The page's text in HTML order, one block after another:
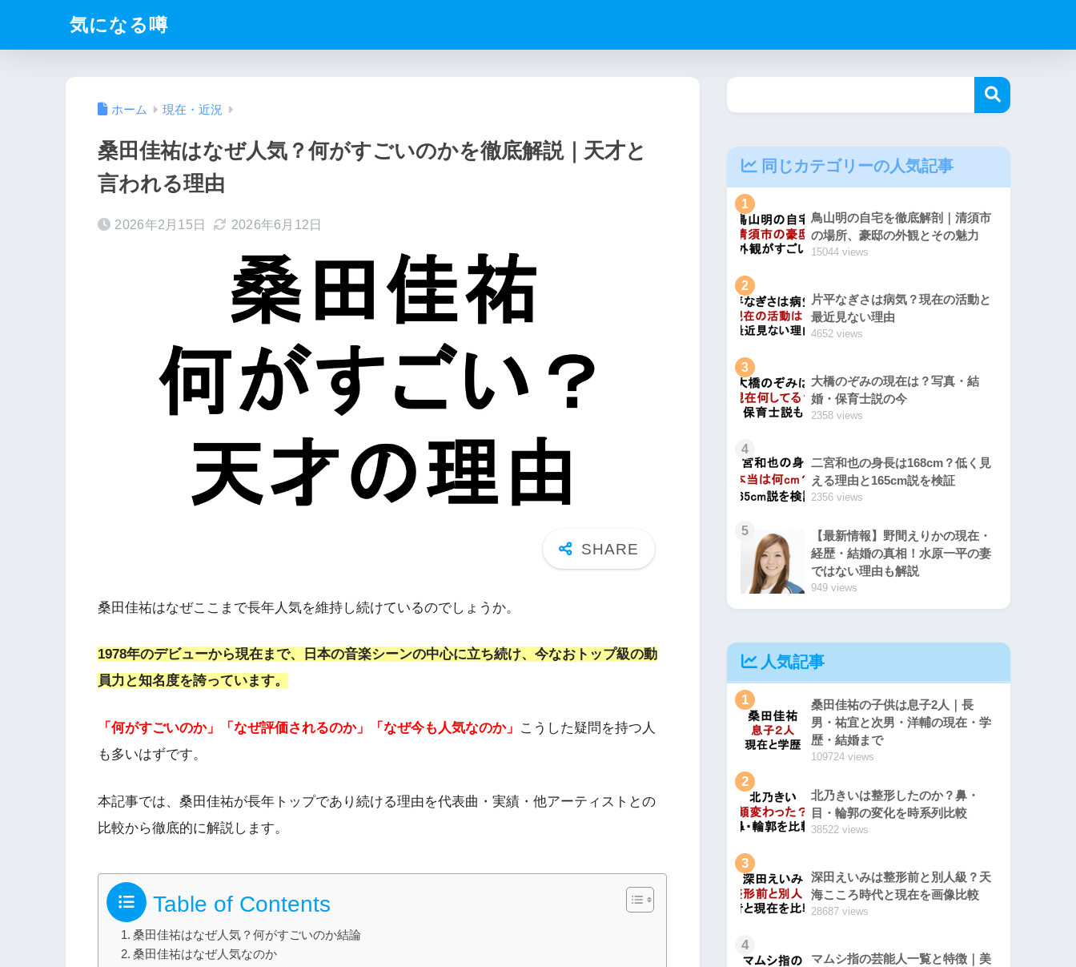
気になる噂
ホーム 現在・近況
桑田佳祐はなぜ人気？何がすごいのかを徹底解説｜天才と
言われる理由
2026年2月15日 2026年6月12日
桑田佳祐はなぜここまで長年人気を維持し続けているのでしょうか。
1978年のデビューから現在まで、日本の音楽シーンの中心に立ち続け、今なおトップ級の動
員力と知名度を誇っています。
「何がすごいのか」「なぜ評価されるのか」「なぜ今も人気なのか」 こうした疑問を持つ人
も多いはずです。
本記事では、桑田佳祐が長年トップであり続ける理由を代表曲・実績・他アーティストとの
比較から徹底的に解説します。
Table of Contents
桑田佳祐はなぜ人気？何がすごいのか結論
桑田佳祐はなぜ人気なのか
同じカテゴリーの人気記事
1
鳥山明の自宅を徹底解剖｜清須市
の場所、豪邸の外観とその魅力
15044 views
2
片平なぎさは病気？現在の活動と
最近見ない理由
4652 views
3
大橋のぞみの現在は？写真・結
婚・保育士説の今
2358 views
4
二宮和也の身長は168cm？低く見
える理由と165cm説を検証
2356 views
5
【最新情報】野間えりかの現在・
経歴・結婚の真相！水原一平の妻
ではない理由も解説
949 views
人気記事
1
桑田佳祐の子供は息子2人｜長
男・祐宜と次男・洋輔の現在・学
歴・結婚まで
109724 views
2
北乃きいは整形したのか？鼻・
目・輪郭の変化を時系列比較
38522 views
3
深田えいみは整形前と別人級？天
海こころ時代と現在を画像比較
28687 views
4
マムシ指の芸能人一覧と特徴｜美